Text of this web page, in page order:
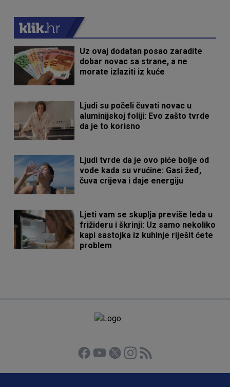
Uz ovaj dodatan posao zaradite
dobar novac sa strane, a ne
morate izlaziti iz kuće
Ljudi su počeli čuvati novac u
aluminijskoj foliji: Evo zašto tvrde
da je to korisno
Ljudi tvrde da je ovo piće bolje od
vode kada su vrućine: Gasi žeđ,
čuva crijeva i daje energiju
Ljeti vam se skuplja previše leda u
frižideru i škrinji: Uz samo nekoliko
kapi sastojka iz kuhinje riješit ćete
problem